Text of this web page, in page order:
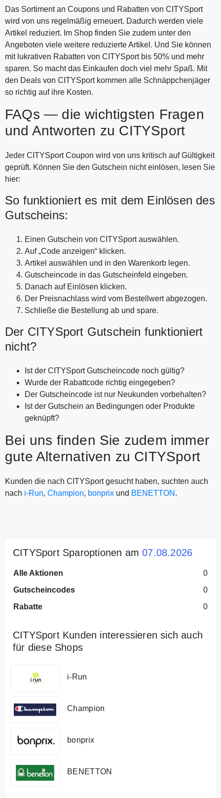
Das Sortiment an Coupons und Rabatten von CITYSport
wird von uns regelmäßig erneuert. Dadurch werden viele
Artikel reduziert. Im Shop finden Sie zudem unter den
Angeboten viele weitere reduzierte Artikel. Und Sie können
mit lukrativen Rabatten von CITYSport bis 50% und mehr
sparen. So macht das Einkaufen doch viel mehr Spaß. Mit
den Deals von CITYSport kommen alle Schnäppchenjäger
so richtig auf ihre Kosten.
FAQs — die wichtigsten Fragen
und Antworten zu CITYSport
Jeder CITYSport Coupon wird von uns kritisch auf Gültigkeit
geprüft. Können Sie den Gutschein nicht einlösen, lesen Sie
hier:
So funktioniert es mit dem Einlösen des
Gutscheins:
Einen Gutschein von CITYSport auswählen.
Auf „Code anzeigen“ klicken.
Artikel auswählen und in den Warenkorb legen.
Gutscheincode in das Gutscheinfeld eingeben.
Danach auf Einlösen klicken.
Der Preisnachlass wird vom Bestellwert abgezogen.
Schließe die Bestellung ab und spare.
Der CITYSport Gutschein funktioniert
nicht?
Ist der CITYSport Gutscheincode noch gültig?
Wurde der Rabattcode richtig eingegeben?
Der Gutscheincode ist nur Neukunden vorbehalten?
Ist der Gutschein an Bedingungen oder Produkte
geknüpft?
Bei uns finden Sie zudem immer
gute Alternativen zu CITYSport
Kunden die nach CITYSport gesucht haben, suchten auch
nach i-Run, Champion, bonprix und BENETTON .
CITYSport Sparoptionen am07.08.2026
Alle Aktionen
0
Gutscheincodes
0
Rabatte
0
CITYSport Kunden interessieren sich auch
für diese Shops
i-Run
Champion
bonprix
BENETTON